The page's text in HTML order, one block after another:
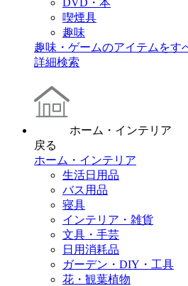
喫煙具
趣味
趣味・ゲームのアイテムをす
詳細検索
ホーム・インテリア
戻る
ホーム・インテリア
生活日用品
バス用品
寝具
インテリア・雑貨
文具・手芸
日用消耗品
ガーデン・DIY・工具
花・観葉植物